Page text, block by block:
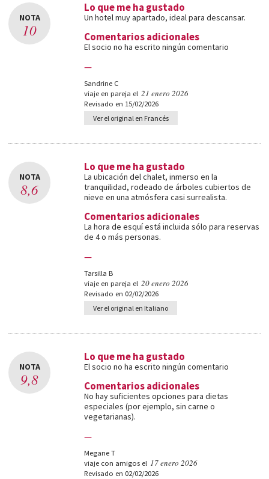
NOTA
10
Lo que me ha gustado
Un hotel muy apartado, ideal para descansar.
Comentarios adicionales
El socio no ha escrito ningún comentario
—
Sandrine C
viaje en pareja el 21 enero 2026
Revisado en 15/02/2026
Ver el original en Francés
NOTA
8,6
Lo que me ha gustado
La ubicación del chalet, inmerso en la
tranquilidad, rodeado de árboles cubiertos de
nieve en una atmósfera casi surrealista.
Comentarios adicionales
La hora de esquí está incluida sólo para reservas
de 4 o más personas.
—
Tarsilla B
viaje en pareja el 20 enero 2026
Revisado en 02/02/2026
Ver el original en Italiano
NOTA
9,8
Lo que me ha gustado
El socio no ha escrito ningún comentario
Comentarios adicionales
No hay suficientes opciones para dietas
especiales (por ejemplo, sin carne o
vegetarianas).
—
Megane T
viaje con amigos el 17 enero 2026
Revisado en 02/02/2026